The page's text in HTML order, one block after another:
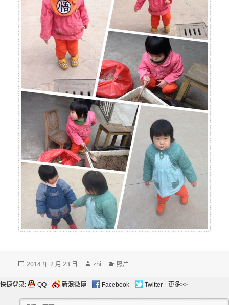
发
于
2014 年 2 月 23 日
作
zhi
分
照片
快捷登录: QQ 新浪微博 Facebook Twitter 更多>>